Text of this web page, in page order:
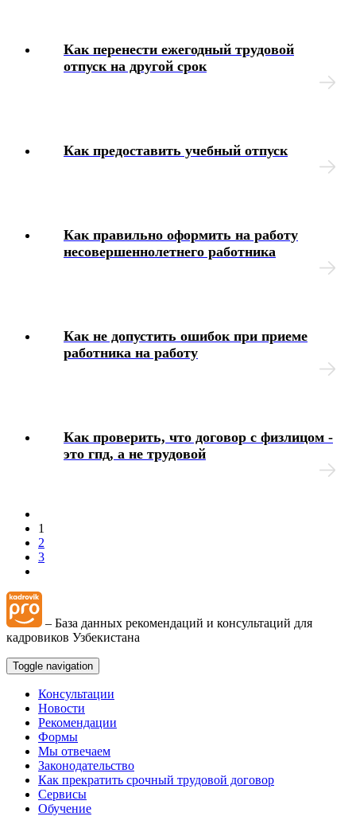
Как перенести ежегодный трудовой
отпуск на другой срок
Как предоставить учебный отпуск
Как правильно оформить на работу
несовершеннолетнего работника
Как не допустить ошибок при приеме
работника на работу
Как проверить, что договор с физлицом -
это гпд, а не трудовой
1
2
3
– База данных рекомендаций и консультаций для
кадровиков Узбекистана
Toggle navigation
Консультации
Новости
Рекомендации
Формы
Мы отвечаем
Законодательство
Как прекратить срочный трудовой договор
Сервисы
Обучение